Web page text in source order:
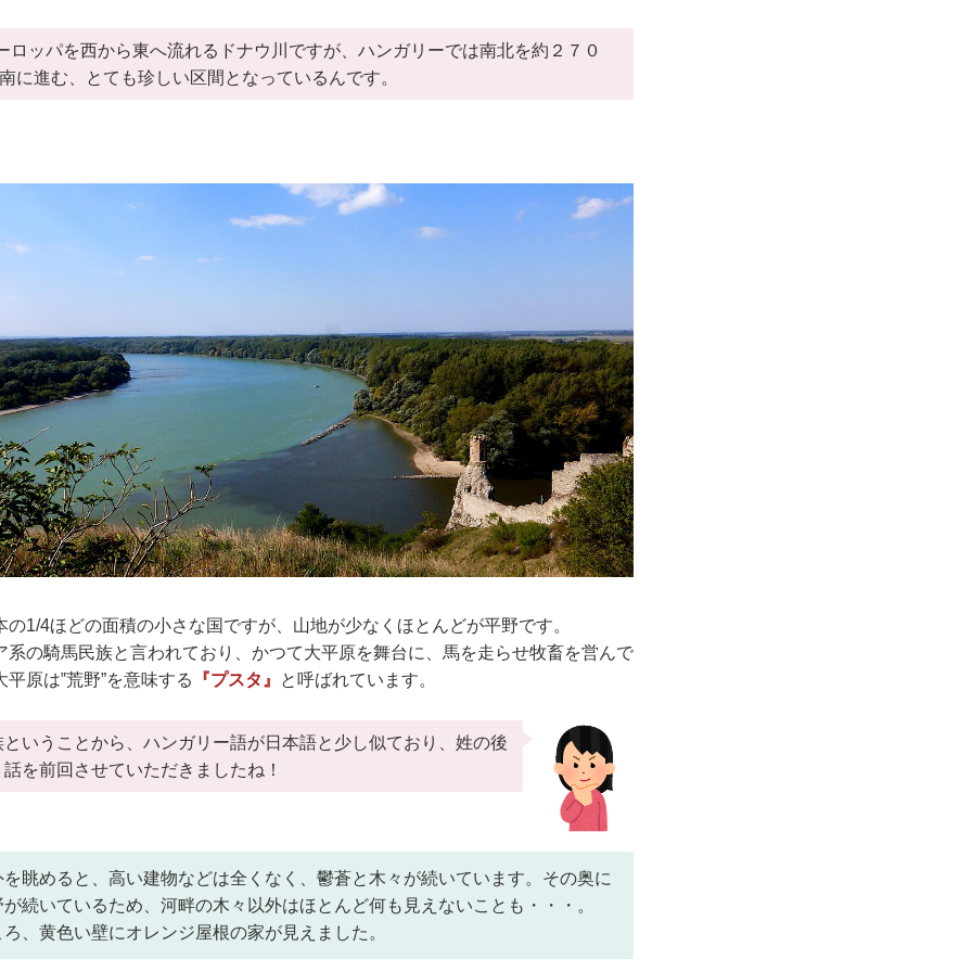
ロッパを西から東へ流れるドナウ川ですが、ハンガリーでは南北を約２７０
に進む、とても珍しい区間となっているんです。
の1/4ほどの面積の小さな国ですが、山地が少なくほとんどが平野です。
系の騎馬民族と言われており、かつて大平原を舞台に、馬を走らせ牧畜を営んで
原は‟荒野”を意味する
『プスタ』 と呼ばれています。
いうことから、ハンガリー語が日本語と少し似ており、姓の後
を前回させていただきましたね！
眺めると、高い建物などは全くなく、鬱蒼と木々が続いています。その奥に
続いているため、河畔の木々以外はほとんど何も見えないことも・・・。
、黄色い壁にオレンジ屋根の家が見えました。